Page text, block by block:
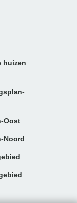
huizen
Oost
Noord